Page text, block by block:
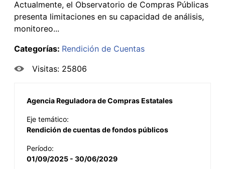
Actualmente, el Observatorio de Compras Públicas
presenta limitaciones en su capacidad de análisis,
monitoreo...
Categorías: Rendición de Cuentas
Visitas: 25806
Agencia Reguladora de Compras Estatales
Eje temático:
Rendición de cuentas de fondos públicos
Período:
01/09/2025 - 30/06/2029